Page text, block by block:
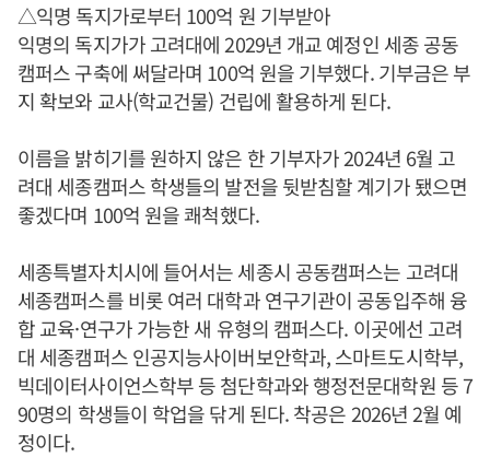
△익명 독지가로부터 100억 원 기부받아
익명의 독지가가 고려대에 2029년 개교 예정인 세종 공동
캠퍼스 구축에 써달라며 100억 원을 기부했다. 기부금은 부
지 확보와 교사(학교건물) 건립에 활용하게 된다.
이름을 밝히기를 원하지 않은 한 기부자가 2024년 6월 고
려대 세종캠퍼스 학생들의 발전을 뒷받침할 계기가 됐으면
좋겠다며 100억 원을 쾌척했다.
세종특별자치시에 들어서는 세종시 공동캠퍼스는 고려대
세종캠퍼스를 비롯 여러 대학과 연구기관이 공동입주해 융
합 교육·연구가 가능한 새 유형의 캠퍼스다. 이곳에선 고려
대 세종캠퍼스 인공지능사이버보안학과, 스마트도시학부,
빅데이터사이언스학부 등 첨단학과와 행정전문대학원 등 7
90명의 학생들이 학업을 닦게 된다. 착공은 2026년 2월 예
정이다.